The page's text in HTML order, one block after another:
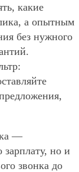
какие
а опытным
без нужного
—
зарплату, но и
звонка до